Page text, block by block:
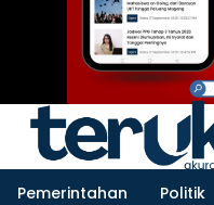
Pemerintahan Politik